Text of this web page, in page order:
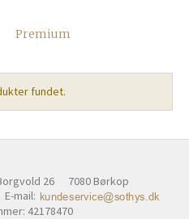
Premium
fundet.
26
7080 Børkop
E-mail:
: 42178470